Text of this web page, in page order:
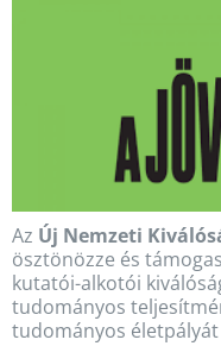
Az Új Nemzeti
ösztönözze és
kutatói-alkotói
tudományos
tudományos